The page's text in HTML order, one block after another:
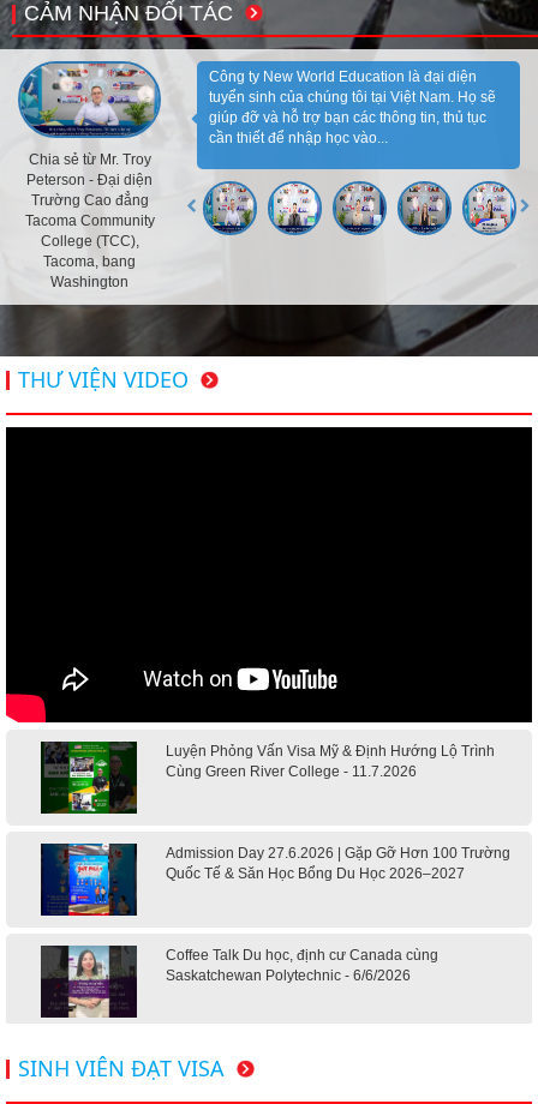
CẢM NHẬN ĐỐI TÁC
Chia sẻ từ Mr. Troy
Peterson - Đại diện
Trường Cao đẳng
Tacoma Community
College (TCC),
Tacoma, bang
Washington
Công ty New World Education là đại diện
tuyển sinh của chúng tôi tại Việt Nam. Họ sẽ
giúp đỡ và hỗ trợ bạn các thông tin, thủ tục
cần thiết để nhập học vào...
THƯ VIỆN VIDEO
Luyện Phỏng Vấn Visa Mỹ & Định Hướng Lộ Trình
Cùng Green River College - 11.7.2026
Admission Day 27.6.2026 | Gặp Gỡ Hơn 100 Trường
Quốc Tế & Săn Học Bổng Du Học 2026–2027
Coffee Talk Du học, định cư Canada cùng
Saskatchewan Polytechnic - 6/6/2026
Hội thảo du học Mỹ 18.4.2026 - Đại học Mỹ học phí
dưới 20k/ năm
SINH VIÊN ĐẠT VISA